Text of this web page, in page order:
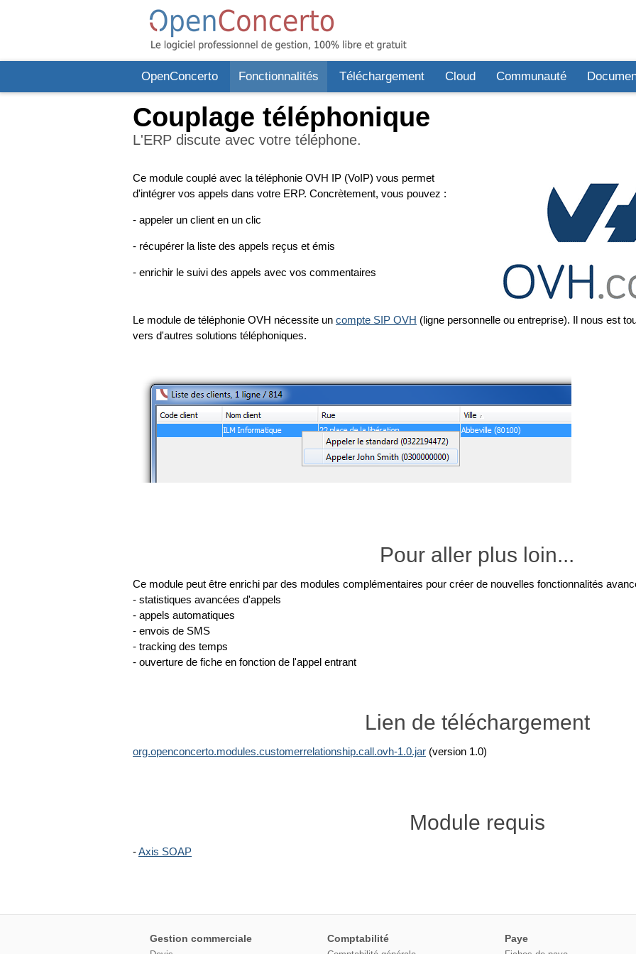
OpenConcerto Fonctionnalités Téléchargement Cloud Communauté
Couplage téléphonique
L'ERP discute avec votre téléphone.
Ce module couplé avec la téléphonie OVH IP (VoIP) vous permet
d'intégrer vos appels dans votre ERP. Concrètement, vous pouvez :
- appeler un client en un clic
- récupérer la liste des appels reçus et émis
- enrichir le suivi des appels avec vos commentaires
Le module de téléphonie OVH nécessite un compte SIP OVH (ligne personnelle ou entreprise). Il nous est
vers d'autres solutions téléphoniques.
Pour aller plus loin...
Ce module peut être enrichi par des modules complémentaires pour créer de nouvelles fonctionnalités
- statistiques avancées d'appels
- appels automatiques
- envois de SMS
- tracking des temps
- ouverture de fiche en fonction de l'appel entrant
Lien de téléchargement
org.openconcerto.modules.customerrelationship.call.ovh-1.0.jar (version 1.0)
Module requis
-Axis SOAP
Gestion commerciale Comptabilité Paye